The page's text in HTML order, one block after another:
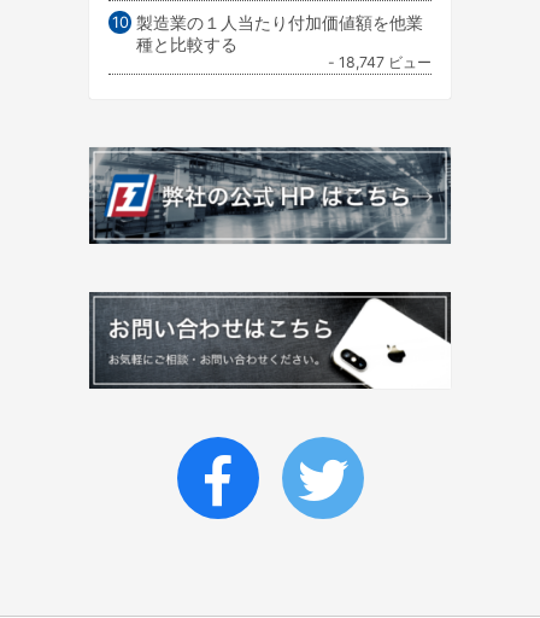
製造業の１人当たり付加価値額を他業
種と比較する
- 18,747 ビュー